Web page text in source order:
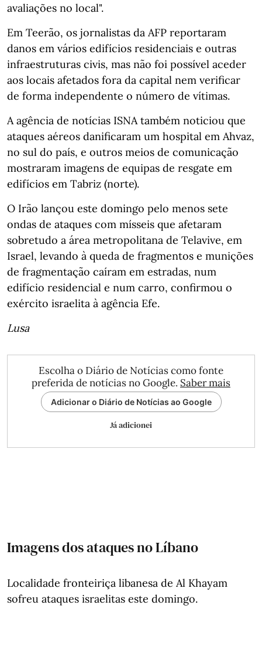
avaliações no local".
Em Teerão, os jornalistas da AFP reportaram
danos em vários edifícios residenciais e outras
infraestruturas civis, mas não foi possível aceder
aos locais afetados fora da capital nem verificar
de forma independente o número de vítimas.
A agência de notícias ISNA também noticiou que
ataques aéreos danificaram um hospital em Ahvaz,
no sul do país, e outros meios de comunicação
mostraram imagens de equipas de resgate em
edifícios em Tabriz (norte).
O Irão lançou este domingo pelo menos sete
ondas de ataques com mísseis que afetaram
sobretudo a área metropolitana de Telavive, em
Israel, levando à queda de fragmentos e munições
de fragmentação caíram em estradas, num
edifício residencial e num carro, confirmou o
exército israelita à agência Efe.
Lusa
Escolha o Diário de Notícias como fonte
preferida de notícias no Google. Saber mais
Adicionar o Diário de Notícias ao Google
Já adicionei
Imagens dos ataques no Líbano
Localidade fronteiriça libanesa de Al Khayam
sofreu ataques israelitas este domingo.